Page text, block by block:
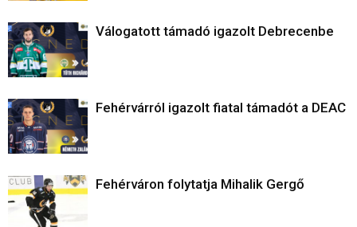
Válogatott támadó igazolt Debrecenbe
Fehérvárról igazolt fiatal támadót a DEAC
Fehérváron folytatja Mihalik Gergő